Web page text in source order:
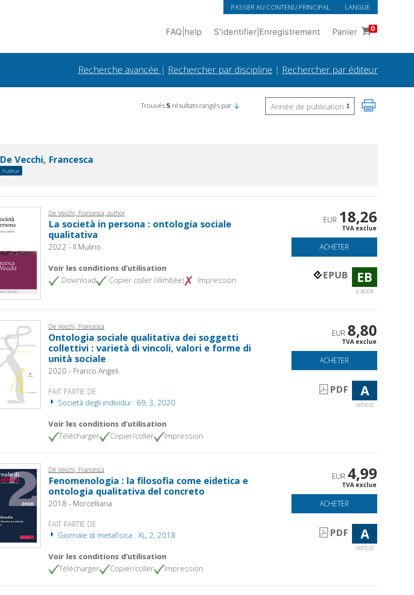
PASSER AU CONTENU PRINCIPAL LANGUE
FAQ help S'identifier Enregistrement Panier 0
Recherche avancée | Rechercher par discipline | Rechercher par éditeur
Trouvés5 résultats rangés par
De Vecchi, Francesca
Auteur
De Vecchi, Francesca, author
La società in persona : ontologia sociale
qualitativa
2022 - Il Mulino
Voir les conditions d’utilisation
Download
Copier coller (illimitée) Impression
EUR 18,26
TVA exclue
ACHETER
EPUB EB
E-BOOK
De Vecchi, Francesca
Ontologia sociale qualitativa dei soggetti
collettivi : varietà di vincoli, valori e forme di
unità sociale
2020 - Franco Angeli
FAIT PARTIE DE
Società degli individui : 69, 3, 2020
Voir les conditions d’utilisation
Télécharger
Copier/coller Impression
EUR 8,80
TVA exclue
ACHETER
PDF A
ARTICLE
De Vecchi, Francesca
Fenomenologia : la filosofia come eidetica e
ontologia qualitativa del concreto
2018 - Morcelliana
FAIT PARTIE DE
Giornale di metafisica : XL, 2, 2018
Voir les conditions d’utilisation
Télécharger
Copier/coller Impression
EUR 4,99
TVA exclue
ACHETER
PDF A
ARTICLE